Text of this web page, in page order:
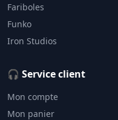
Fariboles
Funko
Iron Studios
🎧 Service client
Mon compte
Mon panier